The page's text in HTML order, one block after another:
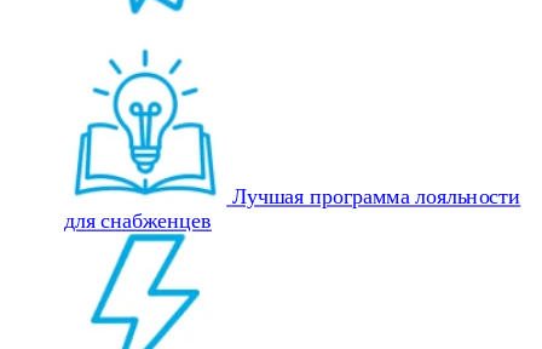
Лучшая программа лояльности
для снабженцев